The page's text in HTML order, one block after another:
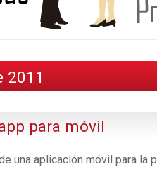
2011
para móvil
una aplicación móvil para la